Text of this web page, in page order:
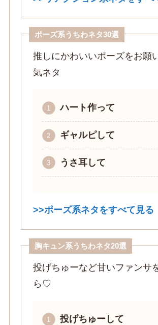
ポーズ系うちわネタ30選
推しにかわいいポーズをお願
気ネタ
ハート作って
ギャルピして
うさ耳して
>>ポーズ系ネタをすべて見る
胸キュン系うちわネタ20選
投げちゅーなど甘いファンサ
ら♡
投げちゅーして